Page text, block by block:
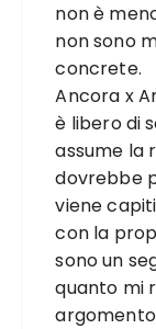
non è
non sono
concrete.
Ancora x
è libero di
assume la
dovrebbe
viene
con la
sono un
quanto mi